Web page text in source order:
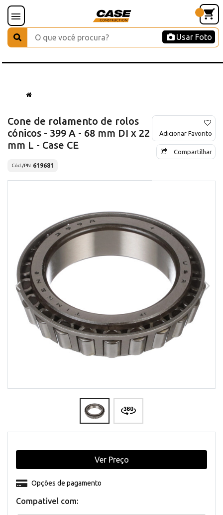
Usar Foto
Cone de rolamento de rolos
cónicos - 399 A - 68 mm DI x 22
mm L - Case CE
Cód./PN 619681
Adicionar Favorito
Compartilhar
Compativel com:
Opções de pagamento
Ver Preço